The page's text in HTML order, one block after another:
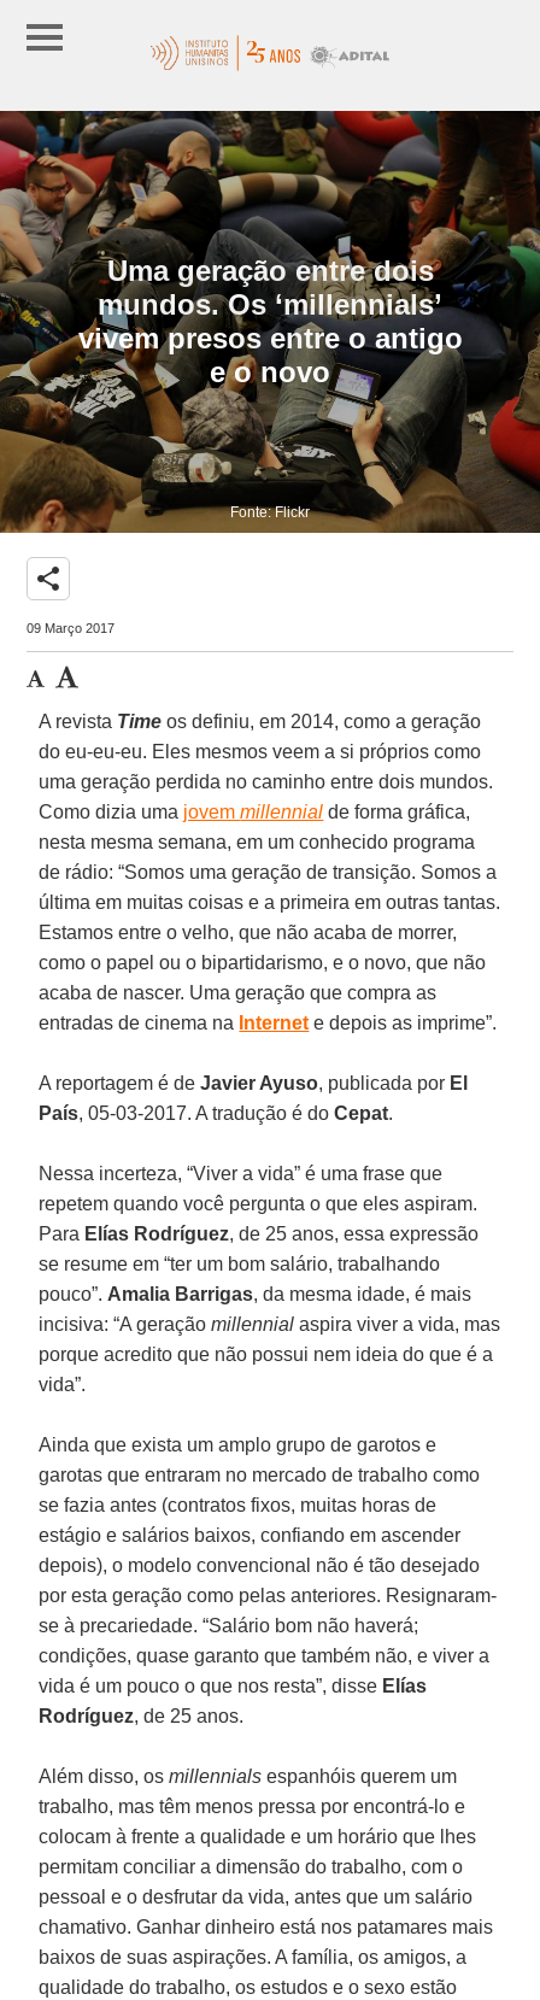
Uma geração entre dois
mundos. Os ‘millennials’
vivem presos entre o antigo
e o novo
Fonte: Flickr
share
09 Março 2017
A revista Time os definiu, em 2014, como a geração
do eu-eu-eu. Eles mesmos veem a si próprios como
uma geração perdida no caminho entre dois mundos.
Como dizia uma jovemmillennial de forma gráfica,
nesta mesma semana, em um conhecido programa
de rádio: “Somos uma geração de transição. Somos a
última em muitas coisas e a primeira em outras tantas.
Estamos entre o velho, que não acaba de morrer,
como o papel ou o bipartidarismo, e o novo, que não
acaba de nascer. Uma geração que compra as
entradas de cinema na Internet e depois as imprime”.
A reportagem é deJavier Ayuso, publicada por El
País, 05-03-2017. A tradução é doCepat.
Nessa incerteza, “Viver a vida” é uma frase que
repetem quando você pergunta o que eles aspiram.
Para Elías Rodríguez, de 25 anos, essa expressão
se resume em “ter um bom salário, trabalhando
pouco”. Amalia Barrigas, da mesma idade, é mais
incisiva: “A geraçãomillennial aspira viver a vida, mas
porque acredito que não possui nem ideia do que é a
vida”.
Ainda que exista um amplo grupo de garotos e
garotas que entraram no mercado de trabalho como
se fazia antes (contratos fixos, muitas horas de
estágio e salários baixos, confiando em ascender
depois), o modelo convencional não é tão desejado
por esta geração como pelas anteriores. Resignaram-
se à precariedade. “Salário bom não haverá;
condições, quase garanto que também não, e viver a
vida é um pouco o que nos resta”, disse Elías
Rodríguez, de 25 anos.
Além disso, osmillennials espanhóis querem um
trabalho, mas têm menos pressa por encontrá-lo e
colocam à frente a qualidade e um horário que lhes
permitam conciliar a dimensão do trabalho, com o
pessoal e o desfrutar da vida, antes que um salário
chamativo. Ganhar dinheiro está nos patamares mais
baixos de suas aspirações. A família, os amigos, a
qualidade do trabalho, os estudos e o sexo estão